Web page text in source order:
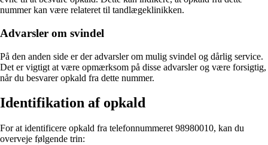
nummer kan være relateret til tandlægeklinikken.
Advarsler om svindel
På den anden side er der advarsler om mulig svindel og dårlig service.
Det er vigtigt at være opmærksom på disse advarsler og være forsigtig,
når du besvarer opkald fra dette nummer.
Identifikation af opkald
For at identificere opkald fra telefonnummeret 98980010, kan du
overveje følgende trin: